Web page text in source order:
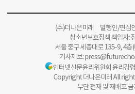
(주)더나은미래 발행인/편집
청소년보호정책 책임자:
서울 중구 세종대로 135-9, 4층
기사제보:
인터넷신문윤리위원회 윤리강
Copyright 더나은미래 All
무단 전재 및 재배포 금